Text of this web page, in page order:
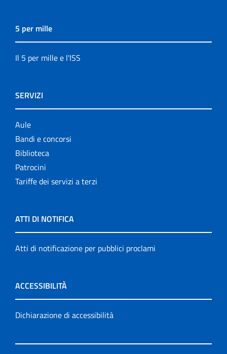
5 per mille
Il 5 per mille e l'ISS
SERVIZI
Aule
Bandi e concorsi
Biblioteca
Patrocini
Tariffe dei servizi a terzi
ATTI DI NOTIFICA
Atti di notificazione per pubblici proclami
ACCESSIBILITÀ
Dichiarazione di accessibilità